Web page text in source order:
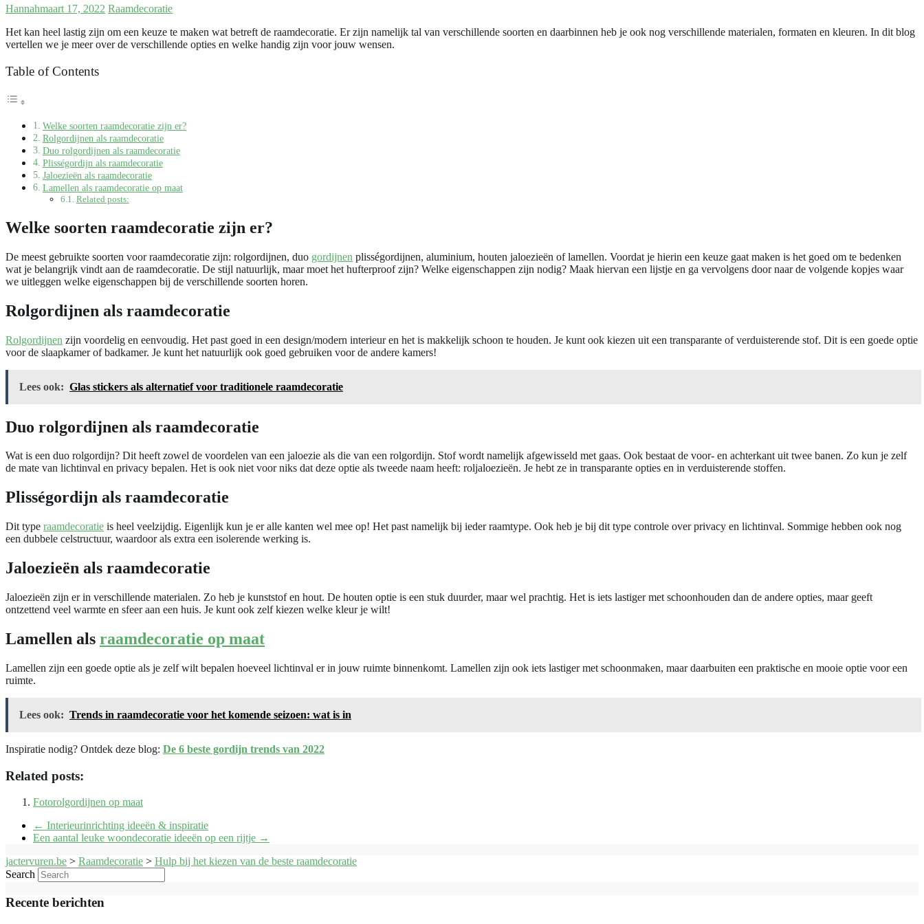
Hannahmaart 17, 2022 Raamdecoratie
Het kan heel lastig zijn om een keuze te maken wat betreft de raamdecoratie. Er zijn namelijk tal van verschillende soorten en daarbinnen heb je ook nog verschillende materialen, formaten en kleuren. In dit blog
vertellen we je meer over de verschillende opties en welke handig zijn voor jouw wensen.
Table of Contents
Welke soorten raamdecoratie zijn er?
Rolgordijnen als raamdecoratie
Duo rolgordijnen als raamdecoratie
Plisségordijn als raamdecoratie
Jaloezieën als raamdecoratie
Lamellen als raamdecoratie op maat
Related posts:
Welke soorten raamdecoratie zijn er?
De meest gebruikte soorten voor raamdecoratie zijn: rolgordijnen, duo gordijnen plisségordijnen, aluminium, houten jaloezieën of lamellen. Voordat je hierin een keuze gaat maken is het goed om te bedenken
wat je belangrijk vindt aan de raamdecoratie. De stijl natuurlijk, maar moet het hufterproof zijn? Welke eigenschappen zijn nodig? Maak hiervan een lijstje en ga vervolgens door naar de volgende kopjes waar
we uitleggen welke eigenschappen bij de verschillende soorten horen.
Rolgordijnen als raamdecoratie
Rolgordijnen zijn voordelig en eenvoudig. Het past goed in een design/modern interieur en het is makkelijk schoon te houden. Je kunt ook kiezen uit een transparante of verduisterende stof. Dit is een goede optie
voor de slaapkamer of badkamer. Je kunt het natuurlijk ook goed gebruiken voor de andere kamers!
Lees ook: Glas stickers als alternatief voor traditionele raamdecoratie
Duo rolgordijnen als raamdecoratie
Wat is een duo rolgordijn? Dit heeft zowel de voordelen van een jaloezie als die van een rolgordijn. Stof wordt namelijk afgewisseld met gaas. Ook bestaat de voor- en achterkant uit twee banen. Zo kun je zelf
de mate van lichtinval en privacy bepalen. Het is ook niet voor niks dat deze optie als tweede naam heeft: roljaloezieën. Je hebt ze in transparante opties en in verduisterende stoffen.
Plisségordijn als raamdecoratie
Dit type raamdecoratie is heel veelzijdig. Eigenlijk kun je er alle kanten wel mee op! Het past namelijk bij ieder raamtype. Ook heb je bij dit type controle over privacy en lichtinval. Sommige hebben ook nog
een dubbele celstructuur, waardoor als extra een isolerende werking is.
Jaloezieën als raamdecoratie
Jaloezieën zijn er in verschillende materialen. Zo heb je kunststof en hout. De houten optie is een stuk duurder, maar wel prachtig. Het is iets lastiger met schoonhouden dan de andere opties, maar geeft
ontzettend veel warmte en sfeer aan een huis. Je kunt ook zelf kiezen welke kleur je wilt!
Lamellen als raamdecoratie op maat
Lamellen zijn een goede optie als je zelf wilt bepalen hoeveel lichtinval er in jouw ruimte binnenkomt. Lamellen zijn ook iets lastiger met schoonmaken, maar daarbuiten een praktische en mooie optie voor een
ruimte.
Lees ook: Trends in raamdecoratie voor het komende seizoen: wat is in
Inspiratie nodig? Ontdek deze blog: De 6 beste gordijn trends van 2022
Related posts:
Fotorolgordijnen op maat
← Interieurinrichting ideeën & inspiratie
Een aantal leuke woondecoratie ideeën op een rijtje →
jactervuren.be > Raamdecoratie > Hulp bij het kiezen van de beste raamdecoratie
Search
Recente berichten